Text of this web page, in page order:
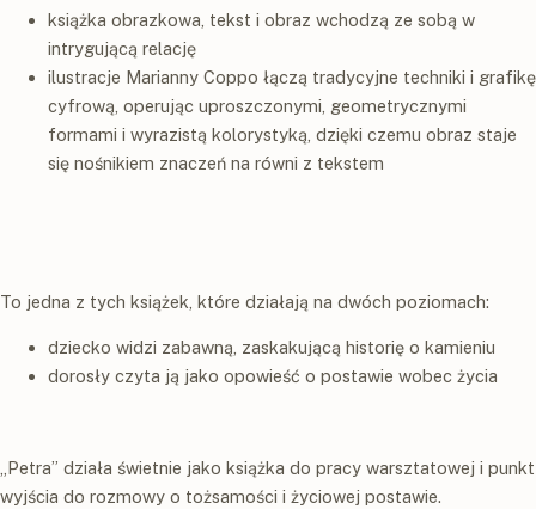
książka obrazkowa, tekst i obraz wchodzą ze sobą w
intrygującą relację
ilustracje Marianny Coppo łączą tradycyjne techniki i grafikę
cyfrową, operując uproszczonymi, geometrycznymi
formami i wyrazistą kolorystyką, dzięki czemu obraz staje
się nośnikiem znaczeń na równi z tekstem
To jedna z tych książek, które działają na dwóch poziomach:
dziecko widzi zabawną, zaskakującą historię o kamieniu
dorosły czyta ją jako opowieść o postawie wobec życia
„Petra” działa świetnie jako książka do pracy warsztatowej i punkt
wyjścia do rozmowy o tożsamości i życiowej postawie.